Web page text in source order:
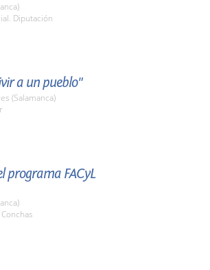
Diputación
a un pueblo"
(Salamanca)
programa FACyL